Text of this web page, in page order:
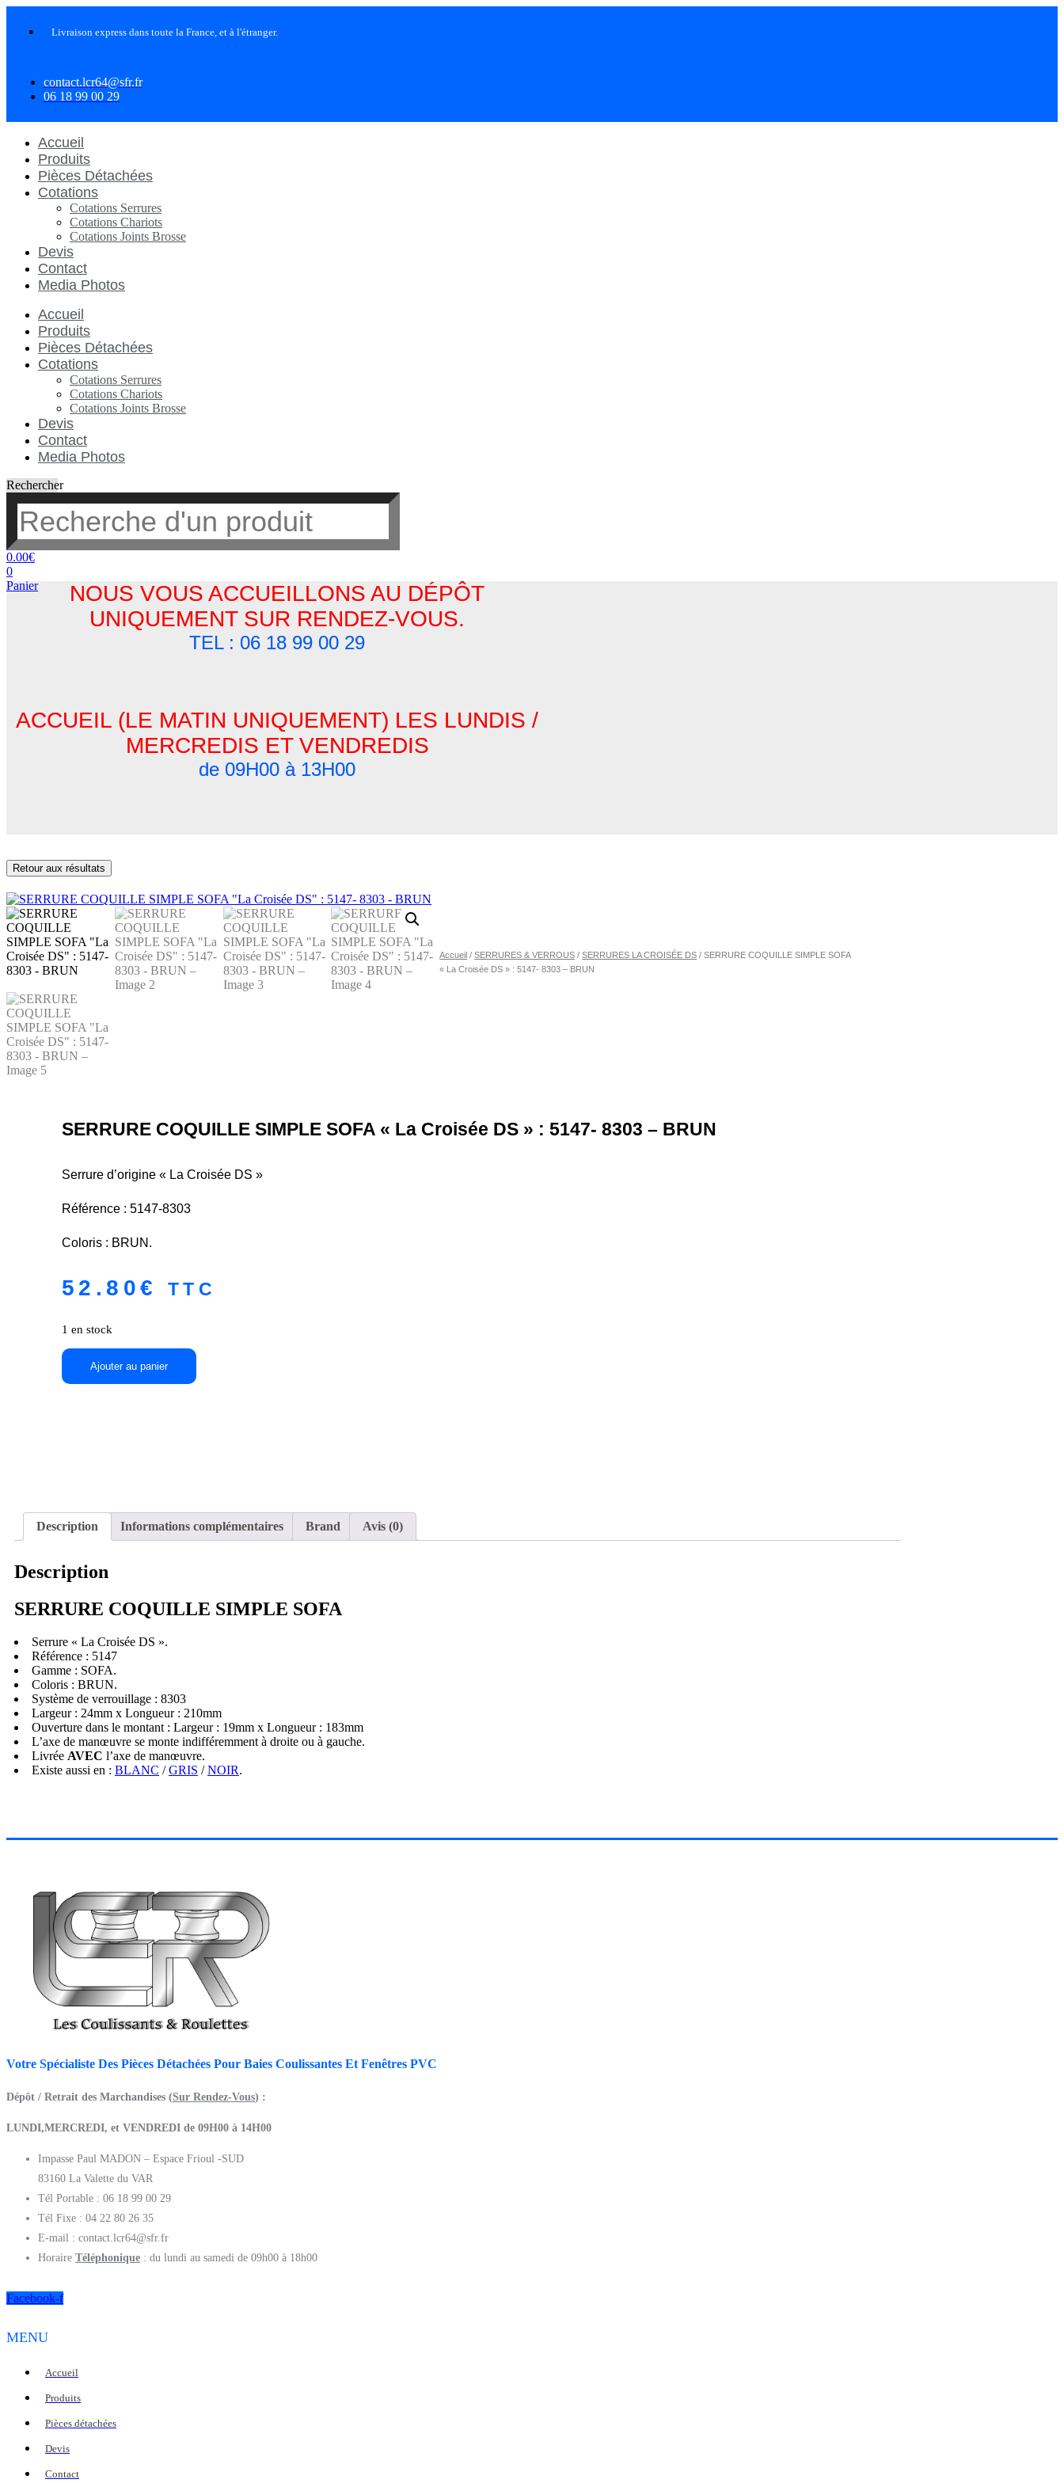
Livraison express dans toute la France, et à l'étranger.
contact.lcr64@sfr.fr
06 18 99 00 29
Accueil
Produits
Pièces Détachées
Cotations
Cotations Serrures
Cotations Chariots
Cotations Joints Brosse
Devis
Contact
Media Photos
Accueil
Produits
Pièces Détachées
Cotations
Cotations Serrures
Cotations Chariots
Cotations Joints Brosse
Devis
Contact
Media Photos
Rechercher
0.00€
0
Panier
NOUS VOUS ACCUEILLONS AU DÉPÔT
UNIQUEMENT SUR RENDEZ-VOUS.
TEL : 06 18 99 00 29
ACCUEIL (LE MATIN UNIQUEMENT) LES LUNDIS /
MERCREDIS ET VENDREDIS
de 09H00 à 13H00
Retour aux résultats
Accueil /SERRURES & VERROUS /SERRURES LA CROISÉE DS / SERRURE COQUILLE SIMPLE SOFA
« La Croisée DS » : 5147- 8303 – BRUN
SERRURE COQUILLE SIMPLE SOFA « La Croisée DS » : 5147- 8303 – BRUN
Serrure d’origine « La Croisée DS »
Référence : 5147-8303
Coloris : BRUN.
52.80€ TTC
1 en stock
quantité
SERRURE
8303
-
Ajouter au panier
Description Informations complémentaires Brand Avis (0)
Description
SERRURE COQUILLE SIMPLE SOFA
Serrure « La Croisée DS ».
Référence : 5147
Gamme : SOFA.
Coloris : BRUN.
Système de verrouillage : 8303
Largeur : 24mm x Longueur : 210mm
Ouverture dans le montant : Largeur : 19mm x Longueur : 183mm
L’axe de manœuvre se monte indifféremment à droite ou à gauche.
Livrée AVEC l’axe de manœuvre.
Existe aussi en : BLANC /GRIS /NOIR.
Votre Spécialiste Des Pièces Détachées Pour Baies Coulissantes Et Fenêtres PVC
Dépôt / Retrait des Marchandises (Sur Rendez-Vous) :
LUNDI,MERCREDI, et VENDREDI de 09H00 à 14H00
Impasse Paul MADON – Espace Frioul -SUD
83160 La Valette du VAR
Tél Portable : 06 18 99 00 29
Tél Fixe : 04 22 80 26 35
E-mail : contact.lcr64@sfr.fr
Horaire Téléphonique : du lundi au samedi de 09h00 à 18h00
Facebook-f
MENU
Accueil
Produits
Pièces détachées
Devis
Contact